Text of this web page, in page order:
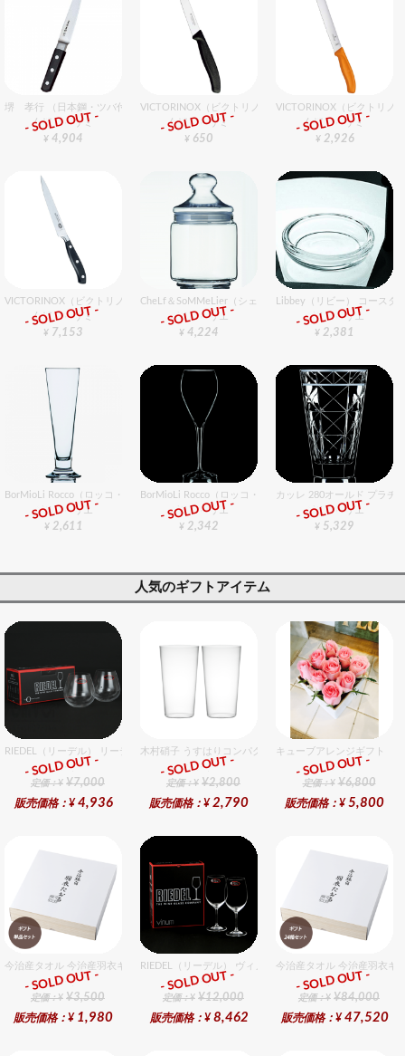
堺 孝行 （日本鋼・ツバ付）サバキ 15cm 西型
包丁・ハサミ
¥ 4,904
- SOLD OUT -
VICTORINOX（ビクトリノックス） ペティーナイフ BK
包丁・ハサミ
¥ 650
- SOLD OUT -
VICTORINOX（ビクトリ
包丁・ハサミ
¥ 2,926
- SOLD OUT -
VICTORINOX（ビクトリノックス） ユーティリティーナイフ 15cm
包丁・ハサミ
¥ 7,153
- SOLD OUT -
CheLf＆SoMMeLier（シェフ＆ソムリエ） ポットクラブ
グラスバリエ
¥ 4,224
- SOLD OUT -
Libbey（リビー） コースタ
グラスバリエ
¥ 2,381
- SOLD OUT -
BorMioLi Rocco（ロッコ・ボリミオり） パラディオ ピルスナー0.25 6個入りセット
グラスバリエ
¥ 2,611
- SOLD OUT -
BorMioLi Rocco（ロッコ・ボリミオり） プロフェッショ
グラスバリエ
¥ 2,342
- SOLD OUT -
カッレ 280オールド プラチ
グラスバリエ
¥ 5,329
- SOLD OUT -
人気のギフトアイテム
RIEDEL（リーデル） リーデル オー 0 カベルネ 2個入りセット
ギフト
定価：¥ ¥7,000
販売価格：¥ 4,936
- SOLD OUT -
木村硝子 うすはりコンパクト320cc タンブラーグラスギ
ギフト
定価：¥ ¥2,800
販売価格：¥ 2,790
- SOLD OUT -
キューブアレンジギフト
ギフト
定価：¥ ¥6,800
販売価格：¥ 5,800
- SOLD OUT -
今治産タオル 今治産羽衣ギフトバスタオル 1個入セット
ギフト
定価：¥ ¥3,500
販売価格：¥ 1,980
- SOLD OUT -
RIEDEL（リーデル） ヴィノム 15 キアンティ 2個入りセッ
ギフト
定価：¥ ¥12,000
販売価格：¥ 8,462
- SOLD OUT -
今治産タオル 今治産羽衣
ギフト
定価：¥ ¥84,000
販売価格：¥ 47,520
- SOLD OUT -